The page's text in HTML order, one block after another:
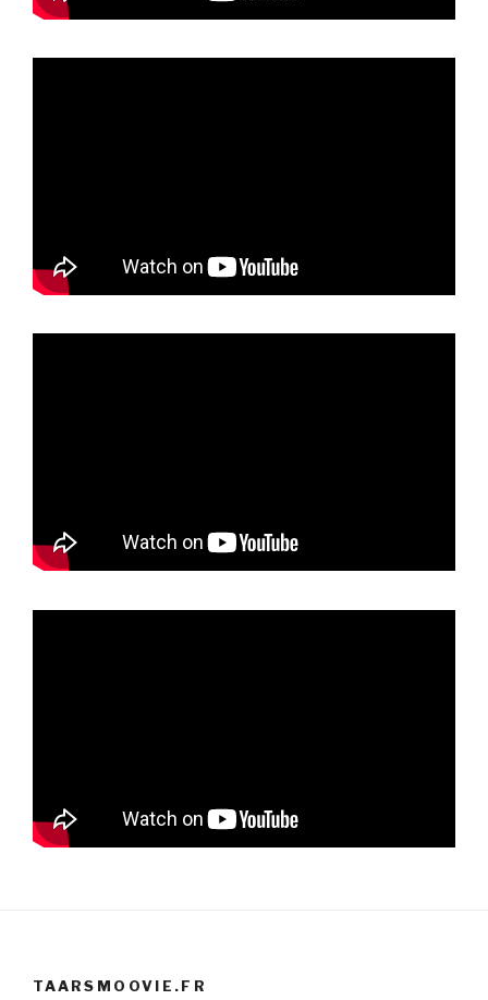
TAARSMOOVIE.FR